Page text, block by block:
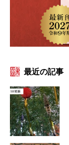
最近の記事